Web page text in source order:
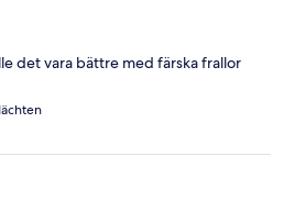
det vara bättre med färska frallor